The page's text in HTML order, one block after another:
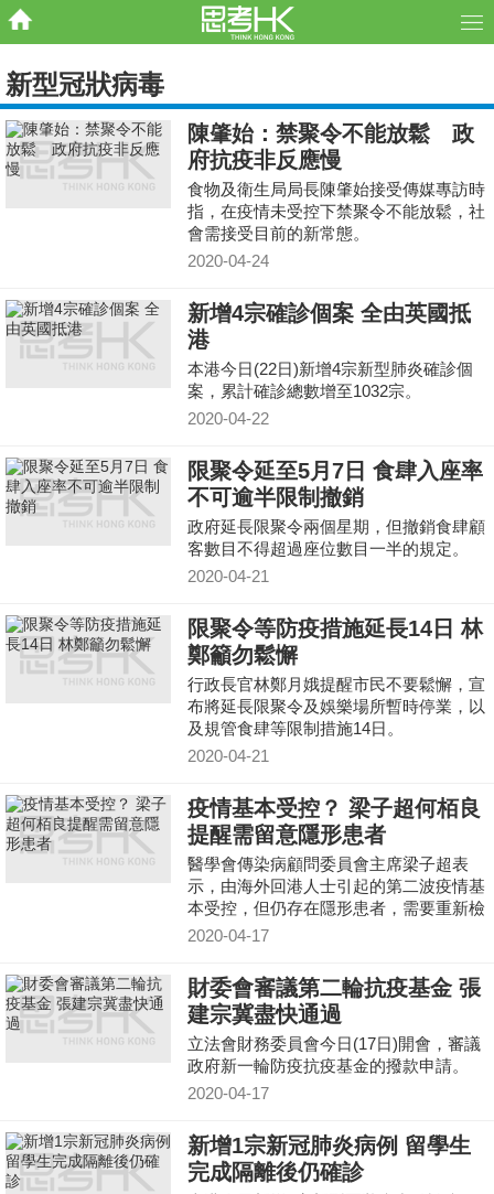
新型冠狀病毒
陳肇始：禁聚令不能放鬆 政
府抗疫非反應慢
食物及衛生局局長陳肇始接受傳媒專訪時
指，在疫情未受控下禁聚令不能放鬆，社
會需接受目前的新常態。
2020-04-24
新增4宗確診個案 全由英國抵
港
本港今日(22日)新增4宗新型肺炎確診個
案，累計確診總數增至1032宗。
2020-04-22
限聚令延至5月7日 食肆入座率
不可逾半限制撤銷
政府延長限聚令兩個星期，但撤銷食肆顧
客數目不得超過座位數目一半的規定。
2020-04-21
限聚令等防疫措施延長14日 林
鄭籲勿鬆懈
行政長官林鄭月娥提醒市民不要鬆懈，宣
布將延長限聚令及娛樂場所暫時停業，以
及規管食肆等限制措施14日。
2020-04-21
疫情基本受控？ 梁子超何栢良
提醒需留意隱形患者
醫學會傳染病顧問委員會主席梁子超表
示，由海外回港人士引起的第二波疫情基
本受控，但仍存在隱形患者，需要重新檢
討隔離檢疫安排。港大感染及傳染病中心
案。
2020-04-17
財委會審議第二輪抗疫基金 張
建宗冀盡快通過
立法會財務委員會今日(17日)開會，審議
政府新一輪防疫抗疫基金的撥款申請。
2020-04-17
新增1宗新冠肺炎病例 留學生
完成隔離後仍確診